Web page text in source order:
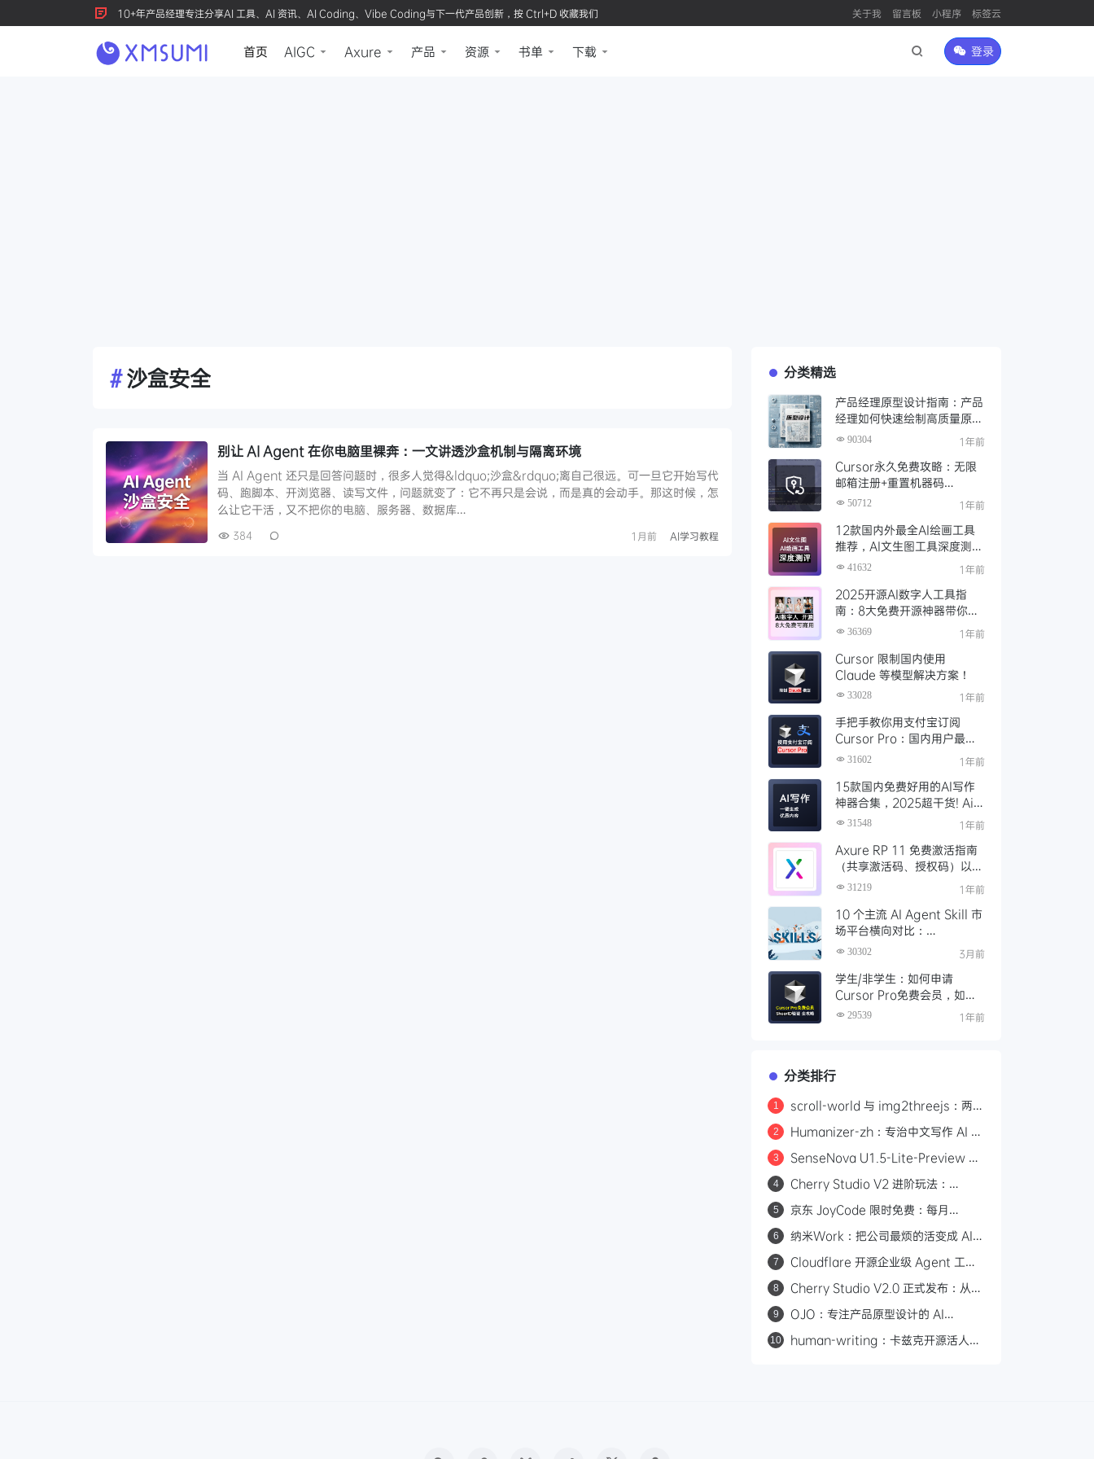
10+年产品经理专注分享AI 工具、AI 资讯、AI Coding、Vibe Coding与下一代产品创新，按 Ctrl+D 收藏我们 关于我 留言板 小程序 标签云
首页 AIGC Axure 产品 资源 书单 下载 登录
#沙盒安全
别让 AI Agent 在你电脑里裸奔：一文讲透沙盒机制与隔离环境
当 AI Agent 还只是回答问题时，很多人觉得&ldquo;沙盒&rdquo;离自己很远。可一旦它开始写代
码、跑脚本、开浏览器、读写文件，问题就变了：它不再只是会说，而是真的会动手。那这时候，怎
么让它干活，又不把你的电脑、服务器、数据库…
384 1月前 AI学习教程
分类精选
产品经理原型设计指南：产品
经理如何快速绘制高质量原
型？（附步骤与资源）
90304 1年前
Cursor永久免费攻略：无限
邮箱注册+重置机器码
+Cursor试用期重置工具实现
50712 1年前
12款国内外最全AI绘画工具
推荐，AI文生图工具深度测评
与场景化对比
41632 1年前
2025开源AI数字人工具指
南：8大免费开源神器带你免
费解锁可商用的AI数字人
36369 1年前
Cursor 限制国内使用
Claude 等模型解决方案！
33028 1年前
手把手教你用支付宝订阅
Cursor Pro：国内用户最全
开通教程（附取消自动扣费）
31602 1年前
15款国内免费好用的AI写作
神器合集，2025超干货! Ai
写作工具推荐，支持论文长文
31548 1年前
Axure RP 11 免费激活指南
（共享激活码、授权码）以及
永久激活方法分享
31219 1年前
10 个主流 AI Agent Skill 市
场平台横向对比：
Clawhub、Skillsmp、
30302 3月前
学生/非学生：如何申请
Cursor Pro免费会员，如何
通过SheerID验证快速激活全
29539 1年前
分类排行
1
scroll-world 与 img2threejs：两个
做网页和 3D 模型
2
Humanizer-zh：专治中文写作 AI 味
3
SenseNova U1.5-Lite-Preview 开
4K 图像生成与编辑
4
Cherry Studio V2 进阶玩法：
生态
5
京东 JoyCode 限时免费：每月
大模型
6
纳米Work：把公司最烦的活变成 AI
7
Cloudflare 开源企业级 Agent 工作
8
Cherry Studio V2.0 正式发布：从
能工作站
9
OJO：专注产品原型设计的 AI
10
human-writing：卡兹克开源活人感